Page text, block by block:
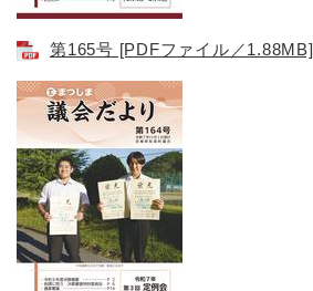
第165号 [PDFファイル／1.88MB]